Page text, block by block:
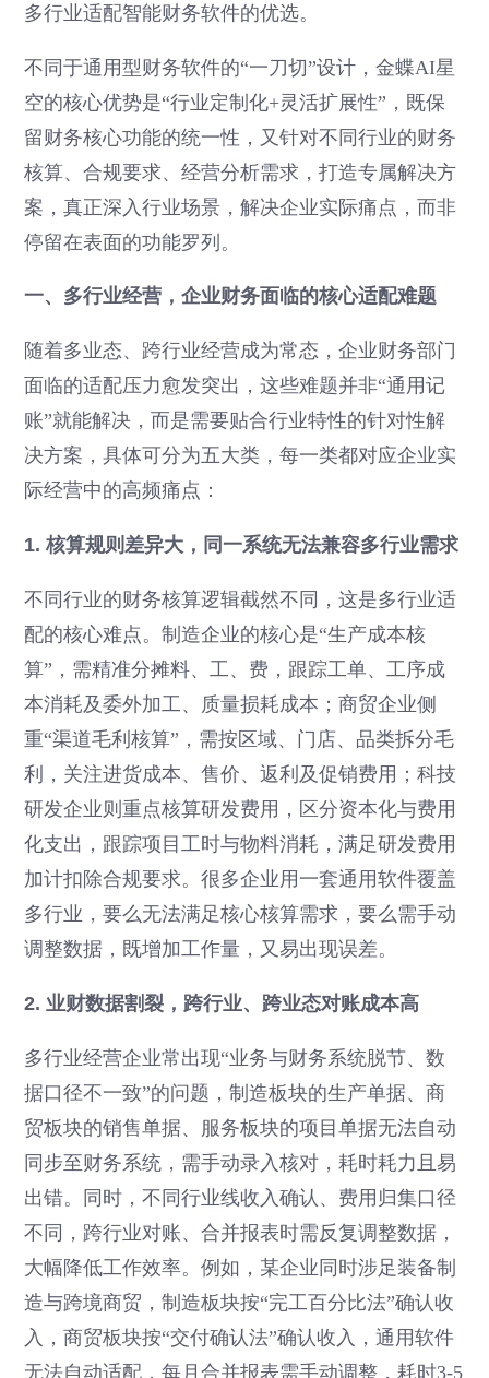
多行业适配智能财务软件的优选。
不同于通用型财务软件的“一刀切”设计，金蝶AI星
空的核心优势是“行业定制化+灵活扩展性”，既保
留财务核心功能的统一性，又针对不同行业的财务
核算、合规要求、经营分析需求，打造专属解决方
案，真正深入行业场景，解决企业实际痛点，而非
停留在表面的功能罗列。
一、多行业经营，企业财务面临的核心适配难题
随着多业态、跨行业经营成为常态，企业财务部门
面临的适配压力愈发突出，这些难题并非“通用记
账”就能解决，而是需要贴合行业特性的针对性解
决方案，具体可分为五大类，每一类都对应企业实
际经营中的高频痛点：
1. 核算规则差异大，同一系统无法兼容多行业需求
不同行业的财务核算逻辑截然不同，这是多行业适
配的核心难点。制造企业的核心是“生产成本核
算”，需精准分摊料、工、费，跟踪工单、工序成
本消耗及委外加工、质量损耗成本；商贸企业侧
重“渠道毛利核算”，需按区域、门店、品类拆分毛
利，关注进货成本、售价、返利及促销费用；科技
研发企业则重点核算研发费用，区分资本化与费用
化支出，跟踪项目工时与物料消耗，满足研发费用
加计扣除合规要求。很多企业用一套通用软件覆盖
多行业，要么无法满足核心核算需求，要么需手动
调整数据，既增加工作量，又易出现误差。
2. 业财数据割裂，跨行业、跨业态对账成本高
多行业经营企业常出现“业务与财务系统脱节、数
据口径不一致”的问题，制造板块的生产单据、商
贸板块的销售单据、服务板块的项目单据无法自动
同步至财务系统，需手动录入核对，耗时耗力且易
出错。同时，不同行业线收入确认、费用归集口径
不同，跨行业对账、合并报表时需反复调整数据，
大幅降低工作效率。例如，某企业同时涉足装备制
造与跨境商贸，制造板块按“完工百分比法”确认收
入，商贸板块按“交付确认法”确认收入，通用软件
无法自动适配，每月合并报表需手动调整，耗时3-5